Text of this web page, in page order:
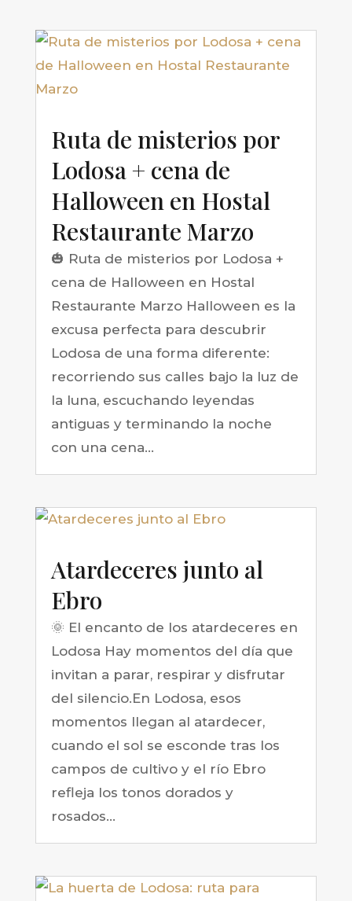
Ruta de misterios por
Lodosa + cena de
Halloween en Hostal
Restaurante Marzo
🎃 Ruta de misterios por Lodosa +
cena de Halloween en Hostal
Restaurante Marzo Halloween es la
excusa perfecta para descubrir
Lodosa de una forma diferente:
recorriendo sus calles bajo la luz de
la luna, escuchando leyendas
antiguas y terminando la noche
con una cena...
Atardeceres junto al
Ebro
🌞 El encanto de los atardeceres en
Lodosa Hay momentos del día que
invitan a parar, respirar y disfrutar
del silencio.En Lodosa, esos
momentos llegan al atardecer,
cuando el sol se esconde tras los
campos de cultivo y el río Ebro
refleja los tonos dorados y
rosados...